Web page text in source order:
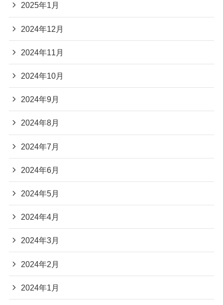
2025年1月
2024年12月
2024年11月
2024年10月
2024年9月
2024年8月
2024年7月
2024年6月
2024年5月
2024年4月
2024年3月
2024年2月
2024年1月